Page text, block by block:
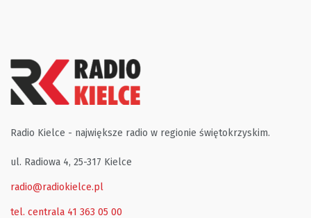
Radio Kielce - największe radio w regionie świętokrzyskim.
ul. Radiowa 4, 25-317 Kielce
radio@radiokielce.pl
tel. centrala 41 363 05 00